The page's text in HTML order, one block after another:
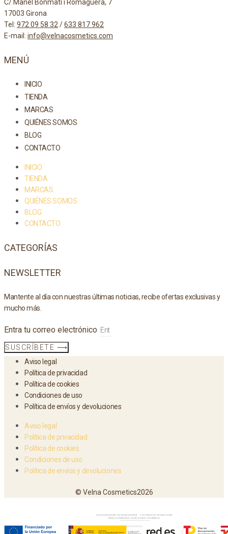
C/ Manel Bonmatí i Romaguera, 7
17003 Girona
Tel: 972 09 58 32/633 817 962
E-mail: info@velnacosmetics.com
MENÚ
INICIO
TIENDA
MARCAS
QUIÉNES SOMOS
BLOG
CONTACTO
INICIO
TIENDA
MARCAS
QUIÉNES SOMOS
BLOG
CONTACTO
CATEGORÍAS
NEWSLETTER
Mantente al día con nuestras últimas noticias, recibe ofertas exclusivas y
mucho más.
Entra tu correo electrónico
SUSCRÍBETE ⟶
Aviso legal
Política de privacidad
Política de cookies
Condiciones de uso
Política de envíos y devoluciones
Aviso legal
Política de privacidad
Política de cookies
Condiciones de uso
Política de envíos y devoluciones
© Velna Cosmetics2026